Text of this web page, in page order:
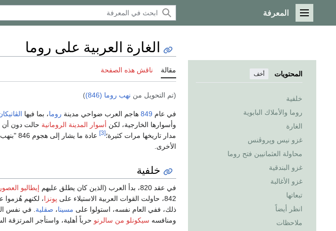
القائمة الرئيسية
المعرفة
المحتويات أخف
خلفية
روما والأملاك البابوية
الغارة
غزو نيس وپروڤنس
محاولة العثمانيين فتح روما
غزو البندقية
غزو الأغالبة
تبعاتها
انظر أيضاً
ملاحظات
الغارة العربية على روما
مقالة ناقش هذه الصفحة
(تم التحويل من نهب روما (846) )
في عام 849 هاجم العرب ضواحي مدينة روما، بما فيها
وأسوارها الخارجية، لكن أسوار المدينة الرومانية حالت دون أن
مدار تاريخها مرات كثيرة؛[3]
عادة ما
الأخرى.
خلفية
في عقد 820، بدأ العرب (الذين كان يطلق عليهم إيطاليو
842، حاولت القوات العربية الاستيلاء على
پونزا، لكنهم
ذلك، ففي العام نفسه، استولوا على مسينا، صقلية. في نفس
ومنافسه سيكونلو من سالرنو حرباً أهلية، واستأجر المرتزقة